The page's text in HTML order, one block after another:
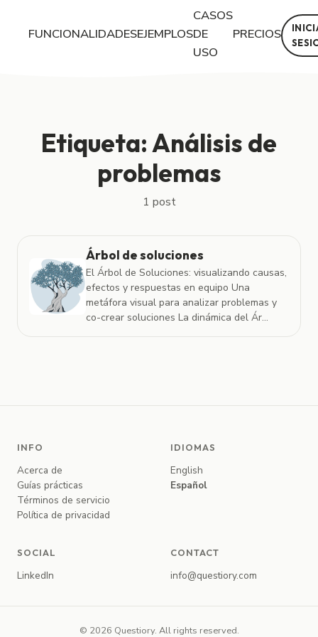
FUNCIONALIDADESEJEMPLOS
CASOS
DE
USO
PRECIOS
Etiqueta: Análisis de
problemas
1 post
Árbol de soluciones
El Árbol de Soluciones: visualizando causas,
efectos y respuestas en equipo Una
metáfora visual para analizar problemas y
co-crear soluciones La dinámica del Ár...
INFO
Acerca de
Guías prácticas
Términos de servicio
Política de privacidad
IDIOMAS
English
Español
SOCIAL
LinkedIn
CONTACT
info@questiory.com
© 2026 Questiory. All rights reserved.